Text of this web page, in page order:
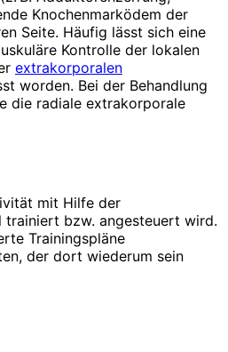
Knochenmarködem der
Seite. Häufig lässt sich eine
Kontrolle der lokalen
extrakorporalen
worden. Bei der Behandlung
die radiale extrakorporale
mit Hilfe der
trainiert bzw. angesteuert wird.
Trainingspläne
der dort wiederum sein